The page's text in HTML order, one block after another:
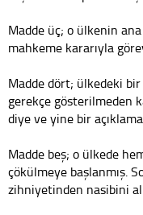
Madde üç; o ülkenin
mahkeme kararıyla
Madde dört; ülkedeki
gerekçe gösterilmeden
diye ve yine bir
Madde beş; o ülkede
çökülmeye başlanmış.
zihniyetinden nasibini